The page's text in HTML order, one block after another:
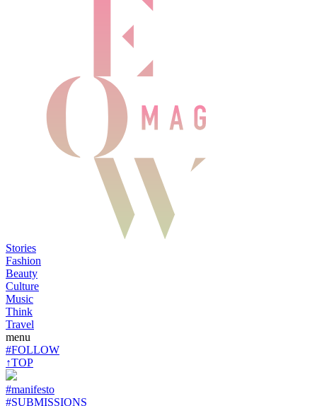
Stories
Fashion
Beauty
Culture
Music
Think
Travel
menu
#FOLLOW
↑TOP
#manifesto
#SUBMISSIONS